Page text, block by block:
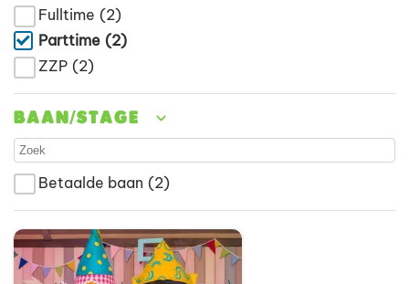
Fulltime (2)
Parttime (2)
ZZP (2)
Baan/stage
Betaalde baan (2)